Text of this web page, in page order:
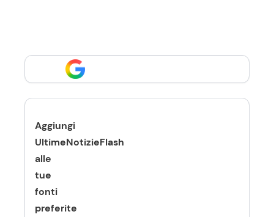
Aggiungi
UltimeNotizieFlash
alle
tue
fonti
preferite